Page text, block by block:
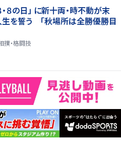
・８の日」 に新十両・時不動が末
生を誓う 「秋場所は全勝優勝目
撲・格闘技